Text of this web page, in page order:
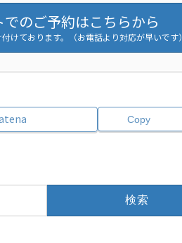
でのご予約はこちらから
けております。（お電話より対応が早いです）
Copy